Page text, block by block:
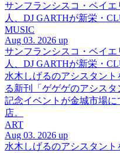
サンフランシスコ・ベイ
人、DJ GARTHが新栄・
MUSIC
Aug 03. 2026 up
サンフランシスコ・ベイ
人、DJ GARTHが新栄・
水木しげるのアシスタン
る新刊「ゲゲゲのアシス
記念イベントが金城市場
店。
ART
Aug 03. 2026 up
水木しげるのアシスタン